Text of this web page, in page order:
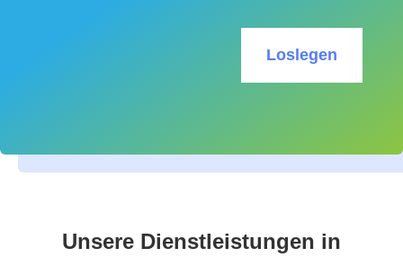
Loslegen
Unsere Dienstleistungen in